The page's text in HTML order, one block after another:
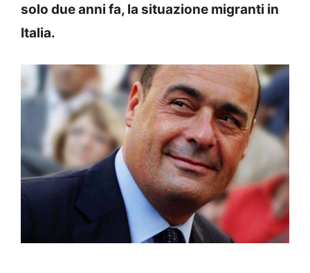
solo due anni fa, la situazione migranti in
Italia.